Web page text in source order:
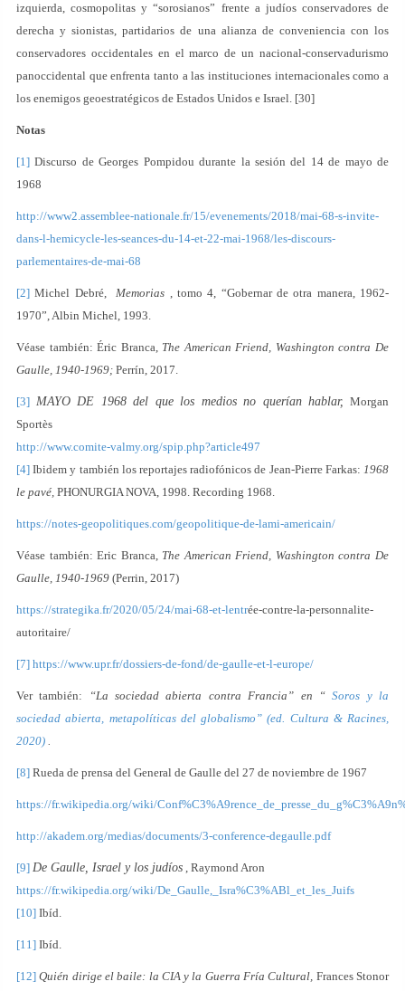
izquierda, cosmopolitas y “sorosianos” frente a judíos conservadores de
derecha y sionistas, partidarios de una alianza de conveniencia con los
conservadores occidentales en el marco de un nacional-conservadurismo
panoccidental que enfrenta tanto a las instituciones internacionales como a
los enemigos geoestratégicos de Estados Unidos e Israel. [30]
Notas
[1] Discurso de Georges Pompidou durante la sesión del 14 de mayo de
1968
http://www2.assemblee-nationale.fr/15/evenements/2018/mai-68-s-invite-
dans-l-hemicycle-les-seances-du-14-et-22-mai-1968/les-discours-
parlementaires-de-mai-68
[2]Michel Debré,Memorias , tomo 4, “Gobernar de otra manera, 1962-
1970”, Albin Michel, 1993.
Véase también: Éric Branca, The American Friend, Washington contra De
Gaulle, 1940-1969; Perrín, 2017.
[3] MAYO DE 1968 del que los medios no querían hablar, Morgan
Sportès
http://www.comite-valmy.org/spip.php?article497
[4] Ibidem y también los reportajes radiofónicos de Jean-Pierre Farkas: 1968
le pavé, PHONURGIA NOVA, 1998. Recording 1968.
https://notes-geopolitiques.com/geopolitique-de-lami-americain/
Véase también: Eric Branca, The American Friend, Washington contra De
Gaulle, 1940-1969 (Perrin, 2017)
https://strategika.fr/2020/05/24/mai-68-et-lentrée-contre-la-personnalite-
autoritaire/
[7] https://www.upr.fr/dossiers-de-fond/de-gaulle-et-l-europe/
Ver también: “La sociedad abierta contra Francia” en “Soros y la
sociedad abierta, metapolíticas del globalismo” (ed. Cultura & Racines,
2020) .
[8] Rueda de prensa del General de Gaulle del 27 de noviembre de 1967
https://fr.wikipedia.org/wiki/
http://akadem.org/medias/documents/3-conference-degaulle.pdf
[9] De Gaulle, Israel y los judíos , Raymond Aron
https://fr.wikipedia.org/wiki/De_Gaulle,_Isra%C3%ABl_et_les_Juifs
[10] Ibíd.
[11] Ibíd.
[12]Quién dirige el baile: la CIA y la Guerra Fría Cultural, Frances Stonor